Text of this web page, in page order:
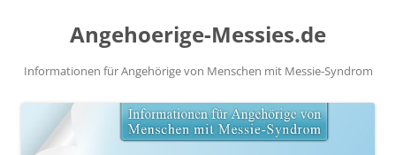
Angehoerige-Messies.de
Informationen für Angehörige von Menschen mit Messie-Syndrom